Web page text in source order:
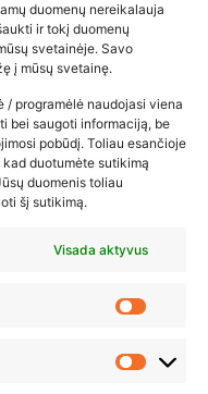
duomenų nereikalauja
ir tokį duomenų
svetainėje. Savo
į mūsų svetainę.
/ programėlė naudojasi viena
bei saugoti informaciją, be
pobūdį. Toliau esančioje
kad duotumėte sutikimą
duomenis toliau
šį sutikimą.
Visada aktyvus